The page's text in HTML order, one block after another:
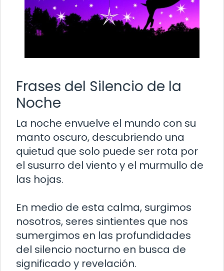
Frases del Silencio de la
Noche
La noche envuelve el mundo con su
manto oscuro, descubriendo una
quietud que solo puede ser rota por
el susurro del viento y el murmullo de
las hojas.
En medio de esta calma, surgimos
nosotros, seres sintientes que nos
sumergimos en las profundidades
del silencio nocturno en busca de
significado y revelación.